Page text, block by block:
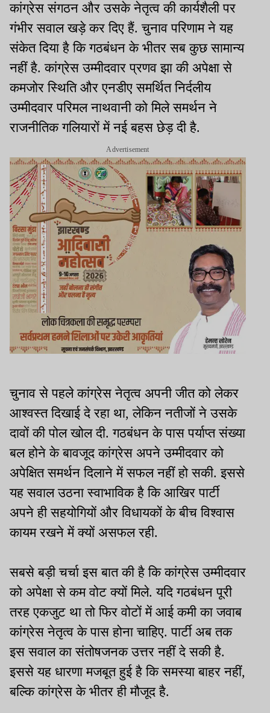
कांग्रेस संगठन और उसके नेतृत्व की कार्यशैली पर
गंभीर सवाल खड़े कर दिए हैं. चुनाव परिणाम ने यह
संकेत दिया है कि गठबंधन के भीतर सब कुछ सामान्य
नहीं है. कांग्रेस उम्मीदवार प्रणव झा की अपेक्षा से
कमजोर स्थिति और एनडीए समर्थित निर्दलीय
उम्मीदवार परिमल नाथवानी को मिले समर्थन ने
राजनीतिक गलियारों में नई बहस छेड़ दी है.
Advertisement
चुनाव से पहले कांग्रेस नेतृत्व अपनी जीत को लेकर
आश्वस्त दिखाई दे रहा था, लेकिन नतीजों ने उसके
दावों की पोल खोल दी. गठबंधन के पास पर्याप्त संख्या
बल होने के बावजूद कांग्रेस अपने उम्मीदवार को
अपेक्षित समर्थन दिलाने में सफल नहीं हो सकी. इससे
यह सवाल उठना स्वाभाविक है कि आखिर पार्टी
अपने ही सहयोगियों और विधायकों के बीच विश्वास
कायम रखने में क्यों असफल रही.
सबसे बड़ी चर्चा इस बात की है कि कांग्रेस उम्मीदवार
को अपेक्षा से कम वोट क्यों मिले. यदि गठबंधन पूरी
तरह एकजुट था तो फिर वोटों में आई कमी का जवाब
कांग्रेस नेतृत्व के पास होना चाहिए. पार्टी अब तक
इस सवाल का संतोषजनक उत्तर नहीं दे सकी है.
इससे यह धारणा मजबूत हुई है कि समस्या बाहर नहीं,
बल्कि कांग्रेस के भीतर ही मौजूद है.